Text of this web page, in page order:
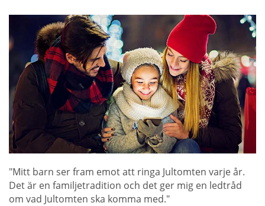
"Mitt barn ser fram emot att ringa Jultomten varje år.
Det är en familjetradition och det ger mig en ledtråd
om vad Jultomten ska komma med."